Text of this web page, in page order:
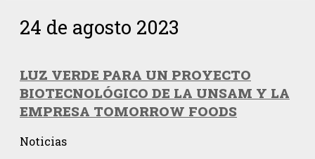
24 de agosto 2023
LUZ VERDE PARA UN PROYECTO
BIOTECNOLÓGICO DE LA UNSAM Y LA
EMPRESA TOMORROW FOODS
Noticias